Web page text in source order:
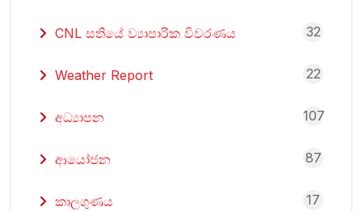
CNL සතියේ ව්‍යාපාරික විවරණය 32
Weather Report 22
අධ්‍යාපන 107
ආයෝජන 87
කාලගුණය 17